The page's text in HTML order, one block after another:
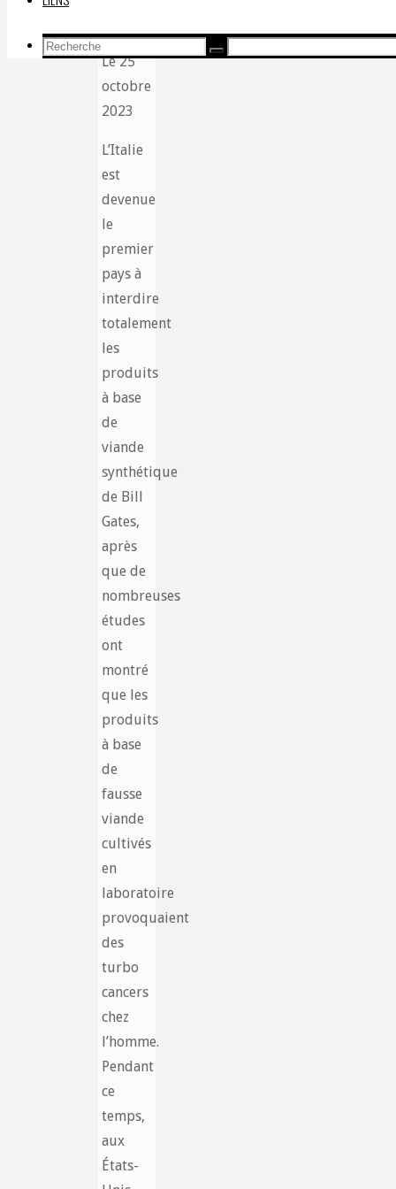
Recherche
Recherche
Le 25
octobre
2023
L’Italie
est
devenue
le
premier
pays à
interdire
totalement
les
produits
à base
de
viande
synthétique
de Bill
Gates,
après
que de
nombreuses
études
ont
montré
que les
produits
à base
de
fausse
viande
cultivés
en
laboratoire
provoquaient
des
turbo
cancers
chez
l’homme.
Pendant
ce
temps,
aux
États-